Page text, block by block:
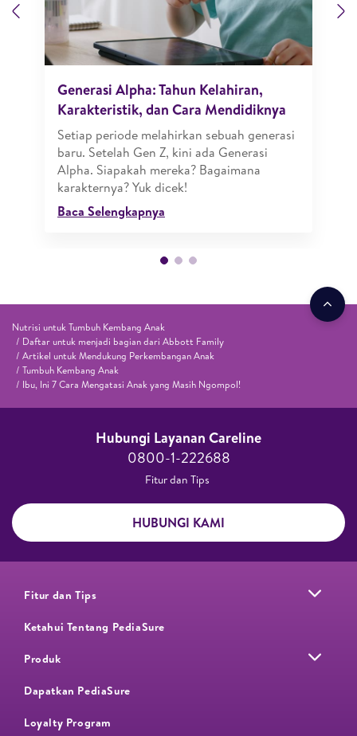
Previous
Generasi Alpha: Tahun Kelahiran,
Karakteristik, dan Cara Mendidiknya
Setiap periode melahirkan sebuah generasi
baru. Setelah Gen Z, kini ada Generasi
Alpha. Siapakah mereka? Bagaimana
karakternya? Yuk dicek!
Baca Selengkapnya
Nutrisi untuk Tumbuh Kembang Anak
Daftar untuk menjadi bagian dari Abbott Family
Artikel untuk Mendukung Perkembangan Anak
Tumbuh Kembang Anak
Ibu, Ini 7 Cara Mengatasi Anak yang Masih Ngompol!
Hubungi Layanan Careline​
0800-1-222688​
Fitur dan Tips ​
HUBUNGI KAMI
Fitur dan Tips
Ketahui Tentang PediaSure
Produk
Dapatkan PediaSure
Loyalty Program​